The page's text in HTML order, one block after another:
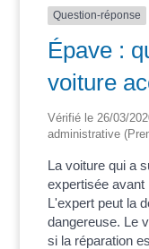
Question-réponse
Épave :
voiture
Vérifié le 26/03/
administrative
La voiture qui a
expertisée avant
L'expert peut la
dangereuse. Le
si la réparation